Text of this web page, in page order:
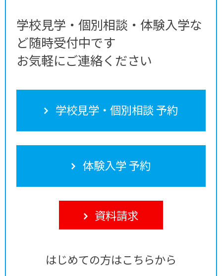
学校見学・個別相談・体験入学な
ど随時受付中です
お気軽にご連絡ください
学校見学・個別相談 予約
体験入学 予約
資料請求
はじめての方はこちらから